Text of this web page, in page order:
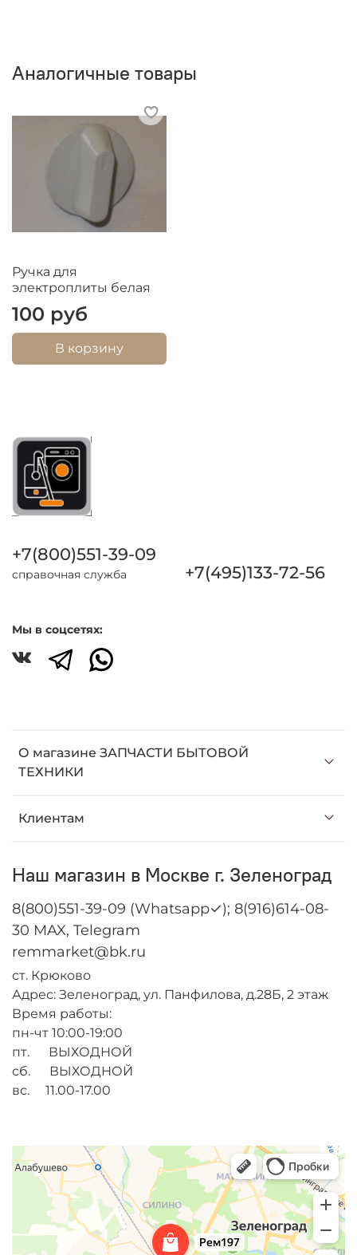
Аналогичные товары
Ручка для
электроплиты белая
100 руб
В корзину
О магазине ЗАПЧАСТИ БЫТОВОЙ
ТЕХНИКИ
Клиентам
+7(800)551-39-09
справочная служба +7(495)133-72-56
Мы в соцсетях:
Наш магазин в Москве г. Зеленоград
8(800)551-39-09 (Whatsapp✓); 8(916)614-08-
30 MAX, Telegram
remmarket@bk.ru
ст. Крюково
Адрес: Зеленоград, ул. Панфилова, д.28Б, 2 этаж
Время работы:
пн-чт 10:00-19:00
пт. ВЫХОДНОЙ
сб. ВЫХОДНОЙ
вс. 11.00-17.00